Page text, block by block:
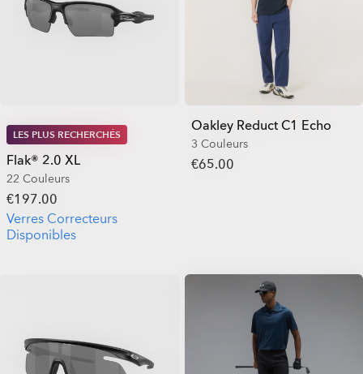
LES PLUS RECHERCHÉS
Flak® 2.0 XL
22 Couleurs
€197.00
Verres Correcteurs
Disponibles
Oakley Reduct C1 Echo
3 Couleurs
€65.00